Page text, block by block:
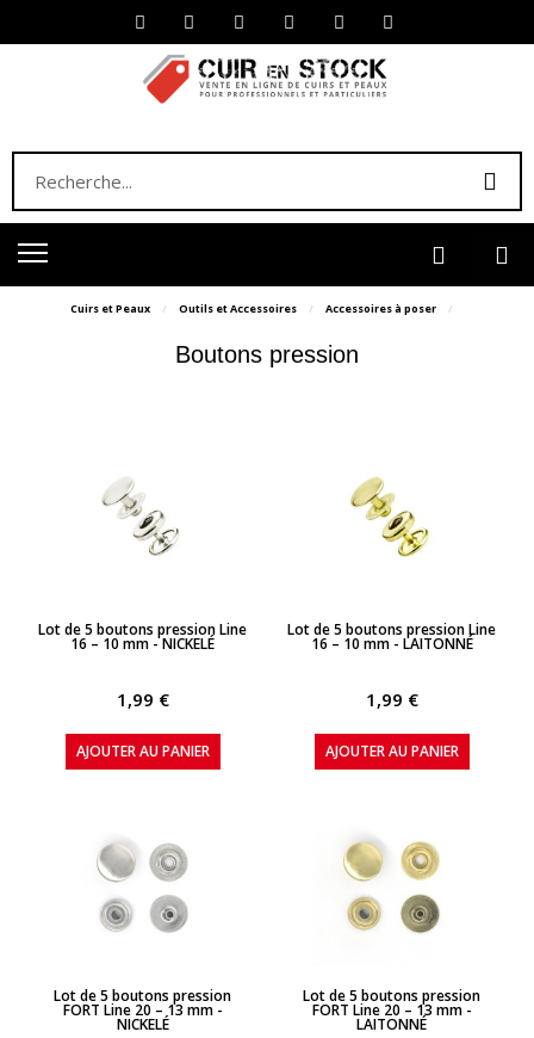
Cuirs et Peaux Outils et Accessoires Accessoires à poser
Boutons pression
APERÇU RAPIDE
Lot de 5 boutons pression Line
16 – 10 mm - NICKELÉ
1,99 €
AJOUTER AU PANIER
APERÇU RAPIDE
Lot de 5 boutons pression Line
16 – 10 mm - LAITONNÉ
1,99 €
AJOUTER AU PANIER
APERÇU RAPIDE
Lot de 5 boutons pression
FORT Line 20 – 13 mm -
NICKELÉ
APERÇU RAPIDE
Lot de 5 boutons pression
FORT Line 20 – 13 mm -
LAITONNÉ